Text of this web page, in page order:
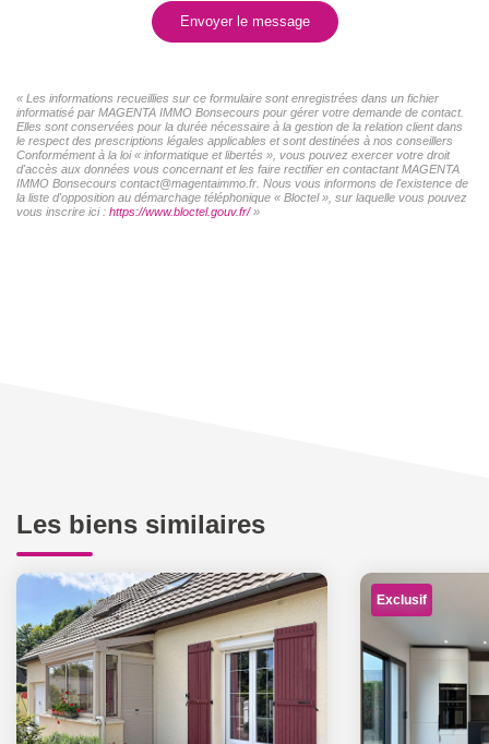
Envoyer le message
« Les informations recueillies sur ce formulaire sont enregistrées dans un fichier
informatisé par MAGENTA IMMO Bonsecours pour gérer votre demande de contact.
Elles sont conservées pour la durée nécessaire à la gestion de la relation client dans
le respect des prescriptions légales applicables et sont destinées à nos conseillers
Conformément à la loi « informatique et libertés », vous pouvez exercer votre droit
d'accès aux données vous concernant et les faire rectifier en contactant MAGENTA
IMMO Bonsecours contact@magentaimmo.fr. Nous vous informons de l'existence de
la liste d'opposition au démarchage téléphonique « Bloctel », sur laquelle vous pouvez
vous inscrire ici : https://www.bloctel.gouv.fr/»
Les biens similaires
Exclusif